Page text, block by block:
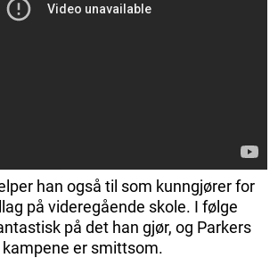
han også til som kunngjører for
på videregående skole. I følge
på det han gjør, og Parkers
er smittsom.